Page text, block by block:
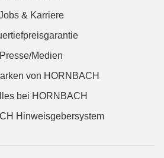
& Karriere
Presse/Medien
von HORNBACH
bei HORNBACH
Hinweisgebersystem